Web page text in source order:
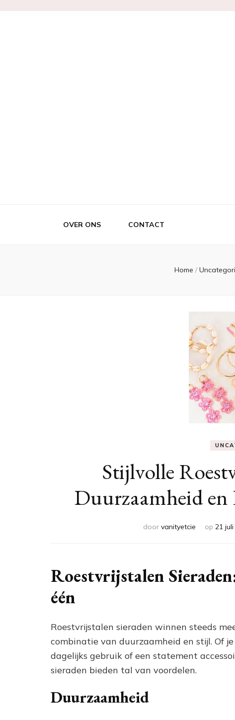
OVER ONS CONTACT
Home /
Stijlvolle
Duurzaamheid en
door vanityetcie op 21
Roestvrijstalen
één
Roestvrijstalen sieraden winnen steeds
combinatie van duurzaamheid en stijl. Of
dagelijks gebruik of een statement
sieraden bieden tal van voordelen.
Duurzaamheid